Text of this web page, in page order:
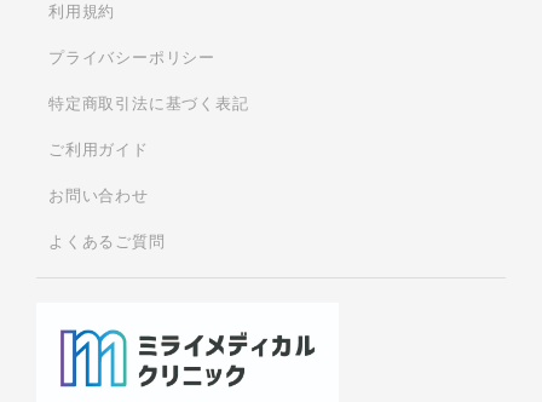
利用規約
プライバシーポリシー
特定商取引法に基づく表記
ご利用ガイド
お問い合わせ
よくあるご質問